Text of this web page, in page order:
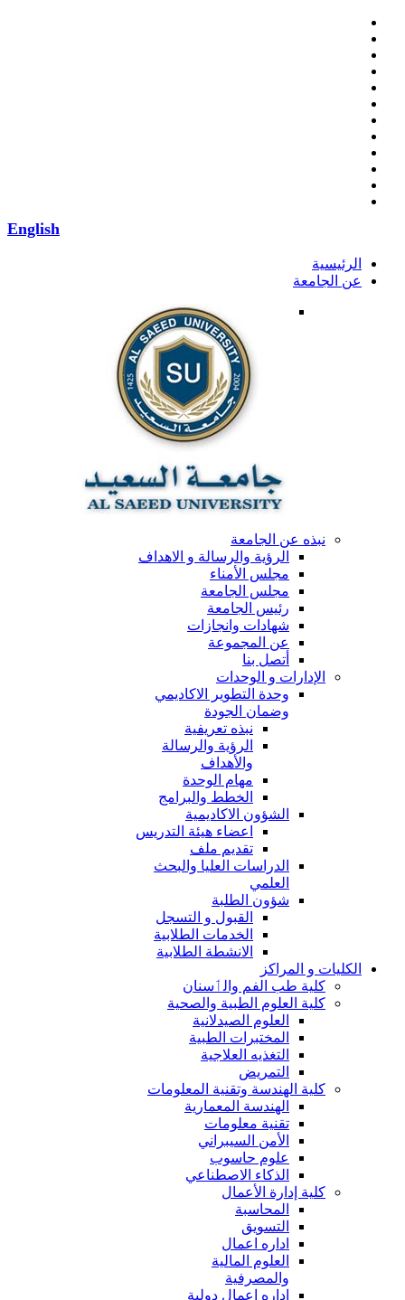
English
الرئيسية
عن الجامعة
نبذه عن الجامعة
الرؤية والرسالة و الاهداف
مجلس الأمناء
مجلس الجامعة
رئيس الجامعة
شهادات وانجازات
عن المجموعة
أتصل بنا
الإدارات و الوحدات
وحدة التطوير الاكاديمي
وضمان الجودة
نبذه تعريفية
الرؤية والرسالة
والأهداف
مهام الوحدة
الخطط والبرامج
الشؤون الاكاديمية
اعضاء هيئة التدريس
تقديم ملف
الدراسات العليا والبحث
العلمي
شؤون الطلبة
القبول و التسجل
الخدمات الطلابية
الانشطة الطلابية
الكليات و المراكز
كلية طب الفم والٲسنان
كلية العلوم الطبية والصحية
العلوم الصيدلانية
المختبرات الطبية
التغذيه العلاجية
التمريض
كلية الهندسة وتقنية المعلومات
الهندسة المعمارية
تقنية معلومات
الأمن السيبراني
علوم حاسوب
الذكاء الاصطناعي
كلية إدارة الأعمال
المحاسبة
التسويق
اداره اعمال
العلوم المالية
والمصرفية
اداره اعمال دولية